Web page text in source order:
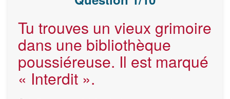
Tu trouves un vieux grimoire
dans une bibliothèque
poussiéreuse. Il est marqué
« Interdit ».